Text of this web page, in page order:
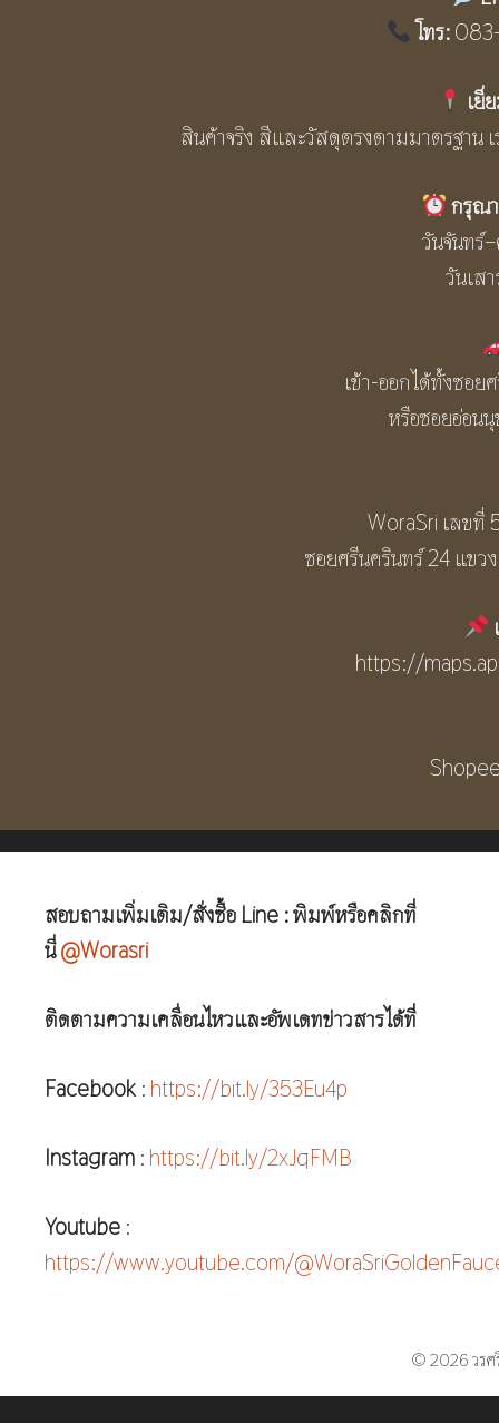
โทร:
เยี่
สินค้าจริง สีและวัสดุตรงตามมาตรฐาน
กรุณ
วันจันทร์
วันเส
เข้า-ออกได้ทั้งซอย
หรือซอยอ่อน
WoraSri เลขที่
ซอยศรีนครินทร์ 24 แข
https://
สอบถามเพิ่มเติม/สั่งซื้อ Line : พิมพ์หรือคลิกที่
นี่@Worasri
ติดตามความเคลื่อนไหวและอัพเดทข่าวสารได้ที่
Facebook : https://bit.ly/353Eu4p
Instagram : https://bit.ly/2xJqFMB
Youtube :
https://www.youtube.com/
© 2026 วรศ